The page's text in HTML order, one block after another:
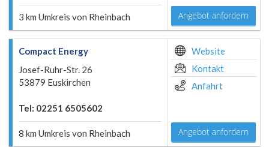
3 km Umkreis von Rheinbach Angebot anfordern
Compact Energy
Josef-Ruhr-Str. 26
53879 Euskirchen
Tel: 02251 6505602
8 km Umkreis von Rheinbach
Website
Kontakt
Anfahrt
Angebot anfordern